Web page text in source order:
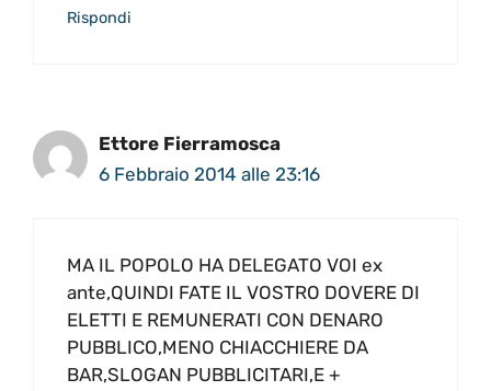
Rispondi
Ettore Fierramosca
6 Febbraio 2014 alle 23:16
MA IL POPOLO HA DELEGATO VOI ex
ante,QUINDI FATE IL VOSTRO DOVERE DI
ELETTI E REMUNERATI CON DENARO
PUBBLICO,MENO CHIACCHIERE DA
BAR,SLOGAN PUBBLICITARI,E +